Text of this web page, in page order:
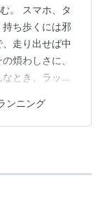
。 スマホ、タ
ち歩くには邪
走り出せば中
煩わしさに、
とき、ラッシ
興味を惹かれ
ュ素材。 フィ
センチまで
ラム。 まるで
ンニング